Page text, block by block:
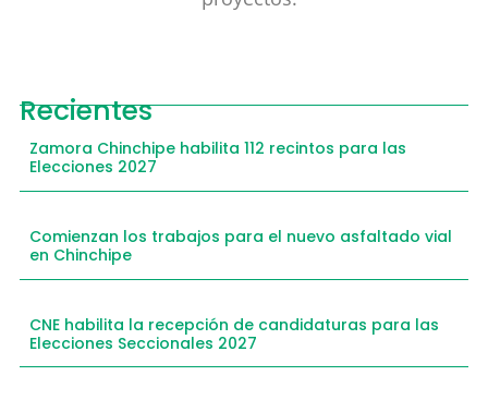
Recientes
Zamora Chinchipe habilita 112 recintos para las
Elecciones 2027
Comienzan los trabajos para el nuevo asfaltado vial
en Chinchipe
CNE habilita la recepción de candidaturas para las
Elecciones Seccionales 2027